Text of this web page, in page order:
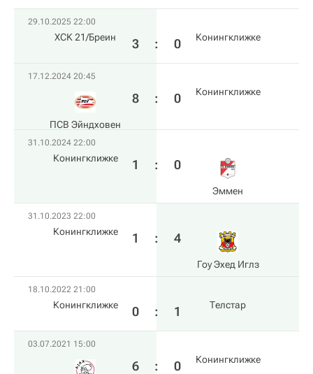
29.10.2025 22:00
ХСK 21/Бреин 3 : 0 Конингклижке
17.12.2024 20:45
ПСВ Эйндховен
8 : 0 Конингклижке
31.10.2024 22:00
Конингклижке 1 : 0
Эммен
31.10.2023 22:00
Конингклижке 1 : 4
Гоу Эхед Иглз
18.10.2022 21:00
Конингклижке 0 : 1 Телстар
03.07.2021 15:00
6 : 0 Конингклижке